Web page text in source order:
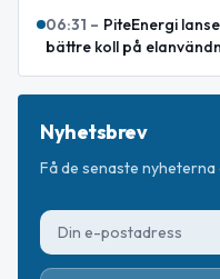
06:31 – PiteEnergi
bättre koll på
Nyhetsbrev
Få de senaste